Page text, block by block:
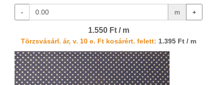
- m +
1.550 Ft / m
Törzsvásárl. ár, v. 10 e. Ft kosárért. felett: 1.395 Ft / m